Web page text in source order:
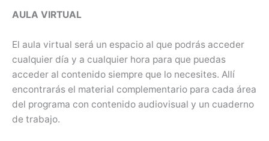
AULA VIRTUAL
El aula virtual será un espacio al que podrás acceder
cualquier día y a cualquier hora para que puedas
acceder al contenido siempre que lo necesites. Allí
encontrarás el material complementario para cada área
del programa con contenido audiovisual y un cuaderno
de trabajo.